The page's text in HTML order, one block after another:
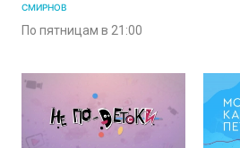
СМИРНОВ
По пятницам в 21:00